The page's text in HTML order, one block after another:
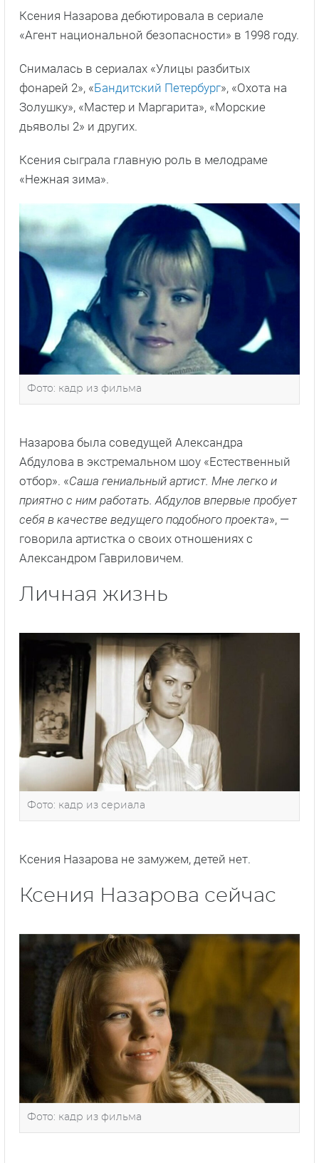
Ксения Назарова дебютировала в сериале
«Агент национальной безопасности» в 1998 году.
Снималась в сериалах «Улицы разбитых
фонарей 2», «Бандитский Петербург», «Охота на
Золушку», «Мастер и Маргарита», «Морские
дьяволы 2» и других.
Ксения сыграла главную роль в мелодраме
«Нежная зима».
Фото: кадр из фильма
Назарова была соведущей Александра
Абдулова в экстремальном шоу «Естественный
отбор». «Саша гениальный артист. Мне легко и
приятно с ним работать. Абдулов впервые пробует
себя в качестве ведущего подобного проекта», —
говорила артистка о своих отношениях с
Александром Гавриловичем.
Личная жизнь
Фото: кадр из сериала
Ксения Назарова не замужем, детей нет.
Ксения Назарова сейчас
Фото: кадр из фильма